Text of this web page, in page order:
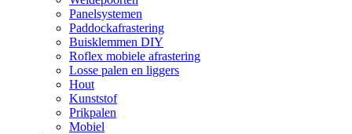
Panelsystemen
Paddockafrastering
Buisklemmen DIY
Roflex mobiele afrastering
Losse palen en liggers
Hout
Kunststof
Prikpalen
Mobiel